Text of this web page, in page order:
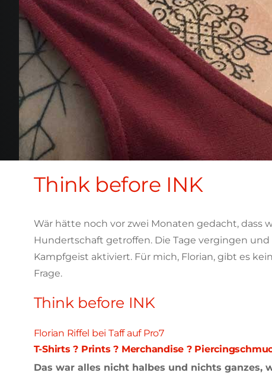
Think before INK
Wär hätte noch vor zwei Monaten gedacht, dass
Hundertschaft getroffen. Die Tage vergingen
Kampfgeist aktiviert. Für mich, Florian, gibt es
Frage.
Think before INK
Florian Riffel bei Taff auf Pro7
T-Shirts ? Prints ? Merchandise ?
Das war alles nicht halbes und nichts ganzes,